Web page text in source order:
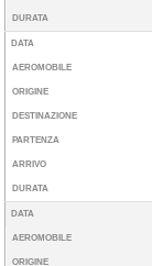
DURATA
DATA
AEROMOBILE
ORIGINE
DESTINAZIONE
PARTENZA
ARRIVO
DURATA
DATA
AEROMOBILE
ORIGINE